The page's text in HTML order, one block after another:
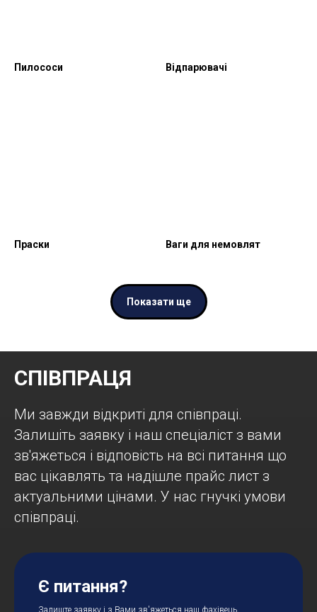
Пилососи Відпарювачі
Праски Ваги для немовлят
Показати ще
СПІВПРАЦЯ
Ми завжди відкриті для співпраці.
Залишіть заявку і наш спеціаліст з вами
зв'яжеться і відповість на всі питання що
вас цікавлять та надішле прайс лист з
актуальними цінами. У нас гнучкі умови
співпраці.
Є питання?
Залиште заявку і з Вами зв'яжеться наш фахівець.